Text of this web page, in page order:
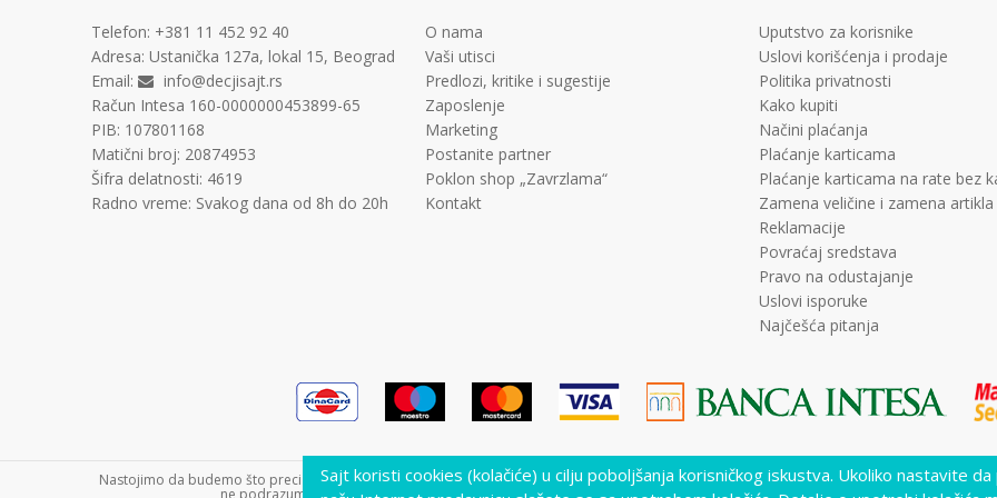
Telefon: +381 11 452 92 40
Adresa: Ustanička 127a, lokal 15, Beograd
Email:
info@decjisajt.rs
Račun Intesa 160-0000000453899-65
PIB: 107801168
Matični broj: 20874953
Šifra delatnosti: 4619
Radno vreme: Svakog dana od 8h do 20h
O nama
Vaši utisci
Predlozi, kritike i sugestije
Zaposlenje
Marketing
Postanite partner
Poklon shop „Zavrzlama“
Kontakt
Uputstvo za korisnike
Uslovi korišćenja i prodaje
Politika privatnosti
Kako kupiti
Načini plaćanja
Plaćanje karticama
Plaćanje karticama na rate bez
Zamena veličine i zamena
Reklamacije
Povraćaj sredstava
Pravo na odustajanje
Uslovi isporuke
Najčešća pitanja
Nastojimo da budemo što precizniji u opisu proizvoda, prikazu slika i samih cena, ali ne možemo garantovati da su sve informacije
ne podrazumeva da su dostupni u svakom trenutku. Raspoloživost robe možete proveriti pozivom Call Centra na +381 11
Sajt koristi cookies (kolačiće) u cilju poboljšanja korisničkog iskustva. Ukoliko nastavite